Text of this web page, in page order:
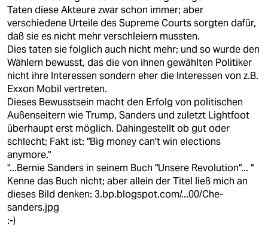
Taten diese Akteure zwar schon immer; aber
verschiedene Urteile des Supreme Courts sorgten dafür,
daß sie es nicht mehr verschleiern mussten.
Dies taten sie folglich auch nicht mehr; und so wurde den
Wählern bewusst, das die von ihnen gewählten Politiker
nicht ihre Interessen sondern eher die Interessen von z.B.
Exxon Mobil vertreten.
Dieses Bewusstsein macht den Erfolg von politischen
Außenseitern wie Trump, Sanders und zuletzt Lightfoot
überhaupt erst möglich. Dahingestellt ob gut oder
schlecht; Fakt ist: "Big money can't win elections
anymore."
"...Bernie Sanders in seinem Buch "Unsere Revolution"... "
Kenne das Buch nicht; aber allein der Titel ließ mich an
dieses Bild denken: 3.bp.blogspot.com/...00/Che-
sanders.jpg
:-)